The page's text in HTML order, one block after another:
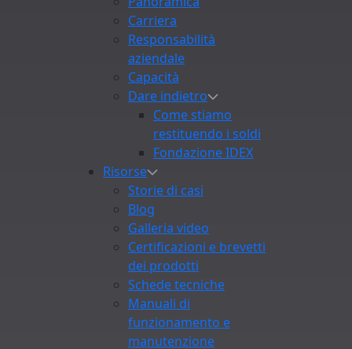
Carriera
Responsabilità
aziendale
Capacità
Dare indietro
Come stiamo
restituendo i soldi
Fondazione IDEX
Risorse
Storie di casi
Blog
Galleria video
Certificazioni e brevetti
dei prodotti
Schede tecniche
Manuali di
funzionamento e
manutenzione